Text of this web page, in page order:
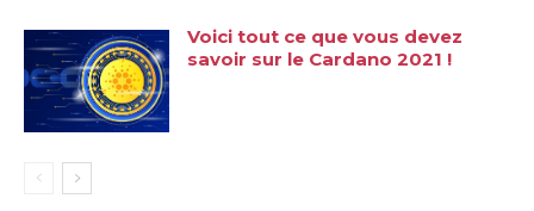
Voici tout ce que vous devez
savoir sur le Cardano 2021 !